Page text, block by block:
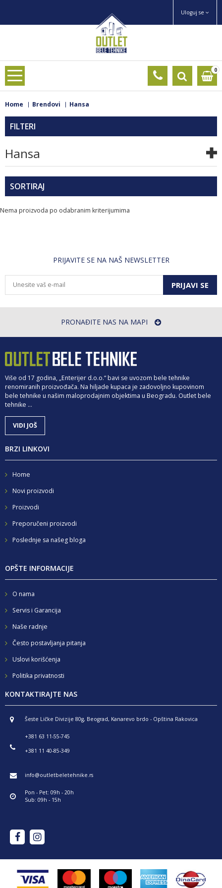
Uloguj se
0
Home Brendovi Hansa
FILTERI
Hansa
SORTIRAJ
Nema proizvoda po odabranim kriterijumima
PRIJAVITE SE NA NAŠ NEWSLETTER
PRIJAVI SE
PRONAĐITE NAS NA MAPI
Više od 17 godina, „Enterijer d.o.o.“ bavi se uvozom bele tehnike
renomiranih proizvođača. Na hiljade kupaca je zadovoljno kupovinom
bele tehnike u našim maloprodajnim objektima u Beogradu. Outlet bele
tehnike ...
VIDI JOŠ
BRZI LINKOVI
Home
Novi proizvodi
Proizvodi
Preporučeni proizvodi
Poslednje sa našeg bloga
OPŠTE INFORMACIJE
O nama
Servis i Garancija
Naše radnje
Često postavljanja pitanja
Uslovi korišćenja
Politika privatnosti
KONTAKTIRAJTE NAS
Šeste Ličke Divizije 80g, Beograd, Kanarevo brdo - Opština Rakovica
+381 63 11-55-745
+381 11 40-85-349
info@outletbeletehnike.rs
Pon - Pet: 09h - 20h
Sub: 09h - 15h